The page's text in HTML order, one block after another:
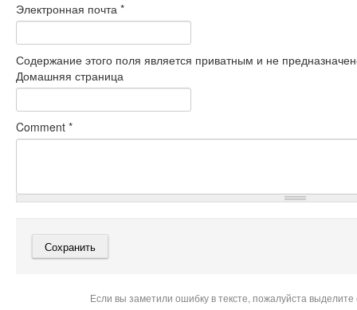
Электронная почта *
Содержание этого поля является приватным и не
Домашняя страница
Comment *
Если вы заметили ошибку в тексте, пожалуйста